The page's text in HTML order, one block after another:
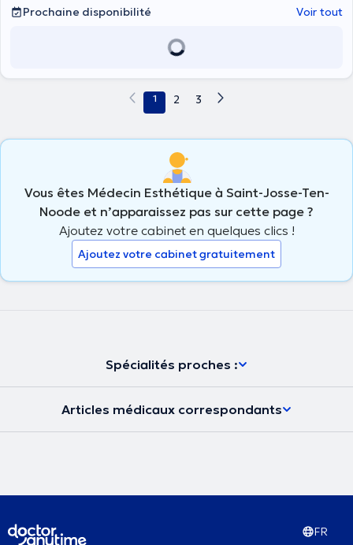
Prochaine disponibilité Voir tout
1 2 3
Vous êtes Médecin Esthétique à Saint-Josse-Ten-
Noode et n’apparaissez pas sur cette page ?
Ajoutez votre cabinet en quelques clics !
Ajoutez votre cabinet gratuitement
Spécialités proches :
Articles médicaux correspondants
FR